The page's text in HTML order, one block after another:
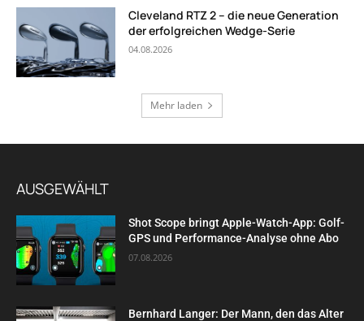
Cleveland RTZ 2 – die neue Generation
der erfolgreichen Wedge-Serie
04.08.2026
Mehr laden
AUSGEWÄHLT
Shot Scope bringt Apple-Watch-App: Golf-
GPS und Performance-Analyse ohne Abo
07.08.2026
Bernhard Langer: Der Mann, den das Alter